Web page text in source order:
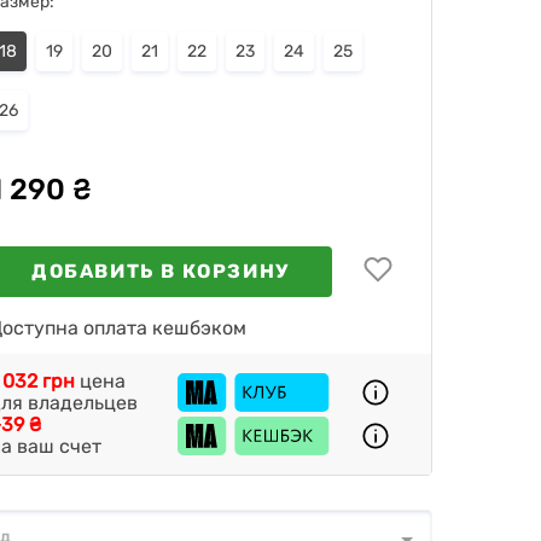
18 19 20 21 22 23 24 25
26
290 ₴
ДОБАВИТЬ В КОРЗИНУ
оплата кешбэком
₴
ваш счет
032 грн цена
владельцев